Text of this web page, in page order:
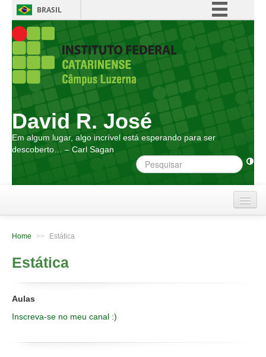
BRASIL
Simplifique!
Comunica BR
Acesso à informação
Legislação
Canais
David R. José
Em algum lugar, algo incrível está esperando para ser
descoberto… – Carl Sagan
Disciplinas
Home >> Estática
Estática
Aulas
Inscreva-se no meu canal :)